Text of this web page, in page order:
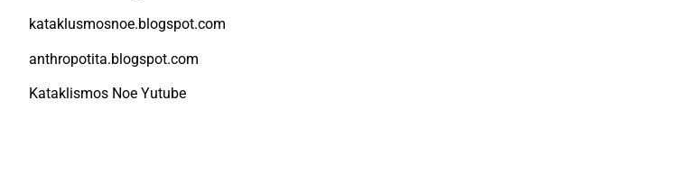
kataklusmosnoe.blogspot.com
anthropotita.blogspot.com
Kataklismos Noe Yutube